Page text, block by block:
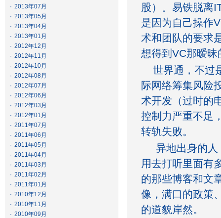
· 2013年07月
· 2013年05月
· 2013年04月
· 2013年01月
· 2012年12月
· 2012年11月
· 2012年10月
· 2012年08月
· 2012年07月
· 2012年06月
· 2012年03月
· 2012年01月
· 2011年07月
· 2011年06月
· 2011年05月
· 2011年04月
· 2011年03月
· 2011年02月
· 2011年01月
· 2010年12月
· 2010年11月
· 2010年09月
股）。易铁脱离
是因为自己操作
术和团队的要求
想得到VC那暧
世界通，不过
际网络筹集风险
术开发（过时的
控制力严重不足
转轨失败。
异地出身的人
用去打听里面有
的那些博客和文
像，满口的政策
的道貌岸然。